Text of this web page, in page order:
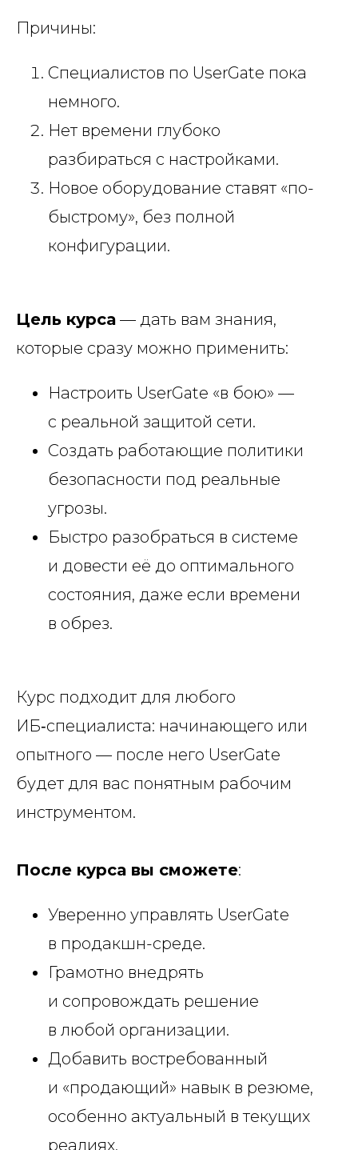
Причины:
Специалистов по UserGate пока
немного.
Нет времени глубоко
разбираться с настройками.
Новое оборудование ставят «по-
быстрому», без полной
конфигурации.
Цель курса — дать вам знания,
которые сразу можно применить:
Настроить UserGate «в бою» —
с реальной защитой сети.
Создать работающие политики
безопасности под реальные
угрозы.
Быстро разобраться в системе
и довести её до оптимального
состояния, даже если времени
в обрез.
Курс подходит для любого
ИБ‑специалиста: начинающего или
опытного — после него UserGate
будет для вас понятным рабочим
инструментом.
После курса вы сможете:
Уверенно управлять UserGate
в продакшн-среде.
Грамотно внедрять
и сопровождать решение
в любой организации.
Добавить востребованный
и «продающий» навык в резюме,
особенно актуальный в текущих
реалиях.